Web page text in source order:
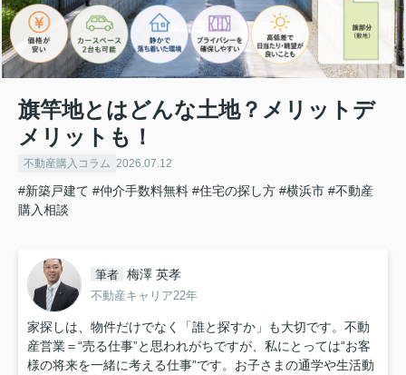
旗竿地とはどんな土地？メリットデ
メリットも！
不動産購入コラム 2026.07.12
#新築戸建て #仲介手数料無料 #住宅の探し方 #横浜市 #不動産
購入相談
筆者 梅澤 英孝
不動産キャリア22年
家探しは、物件だけでなく「誰と探すか」も大切です。不動
産営業＝“売る仕事”と思われがちですが、私にとっては“お客
様の将来を一緒に考える仕事”です。お子さまの通学や生活動